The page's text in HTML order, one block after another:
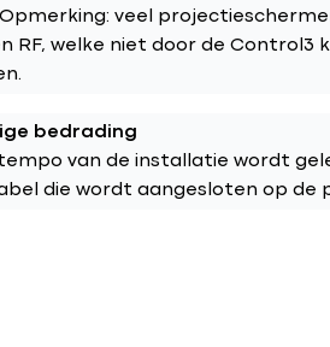
veel
RF, welke niet door de Control3
bedrading
van de installatie wordt
die wordt aangesloten op de